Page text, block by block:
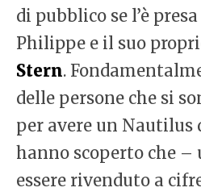
di pubblico se l’è
Philippe e il suo
Stern.
delle persone che si
per avere un Nautilus
hanno scoperto che –
essere rivenduto a